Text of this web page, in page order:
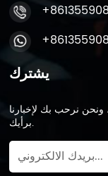
يشترك
ونحن نرحب بك لإخبارنا
برأيك.